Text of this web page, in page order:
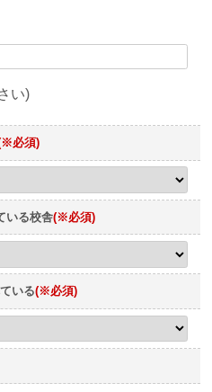
い)
必須)
いる校舎(※必須)
いる(※必須)